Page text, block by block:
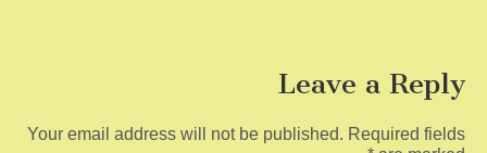
Leave a Reply
Your email address will not be published. Required fields